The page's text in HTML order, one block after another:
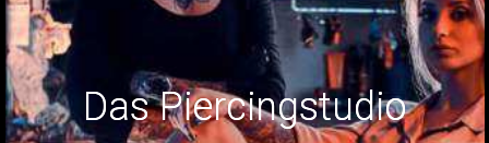
Das Piercingstudio